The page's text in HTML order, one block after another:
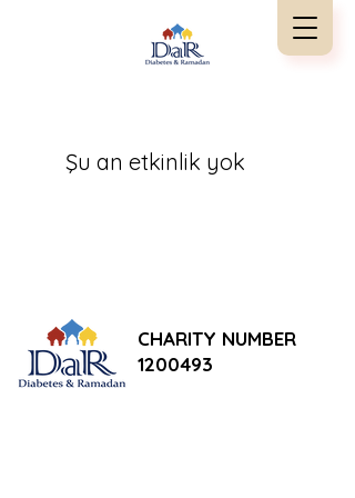
Şu an etkinlik yok
CHARITY NUMBER
1200493